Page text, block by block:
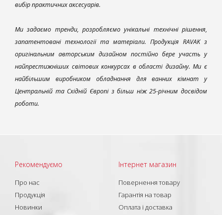
вибір практичних аксесуарів.
Ми задаємо тренди, розробляємо унікальні технічні рішення,
запатентовані технології та матеріали. Продукція RAVAK з
оригінальним авторським дизайном постійно бере участь у
найпрестижніших світових конкурсах в області дизайну. Ми є
найбільшим виробником обладнання для ванних кімнат у
Центральній та Східній Європі з більш ніж 25-річним досвідом
роботи.
Рекомендуємо
Про нас
Продукція
Новинки
Інтернет магазин
Повернення товару
Гарантія на товар
Оплата і доставка